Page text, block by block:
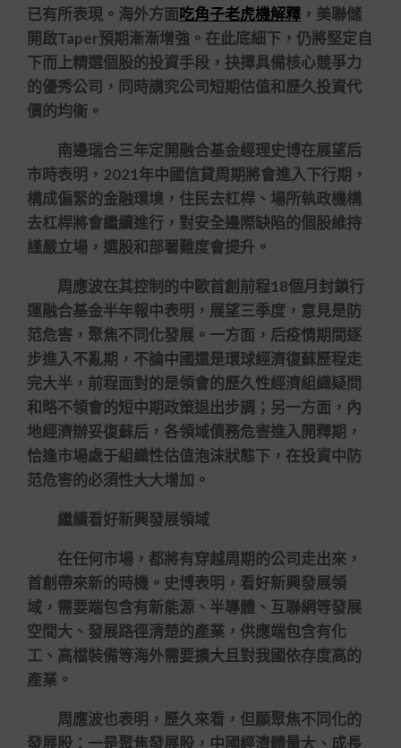
已有所表現。海外方面吃角子老虎機解釋 ，美聯儲
開啟Taper預期漸漸增強。在此底細下，仍將堅定自
下而上精選個股的投資手段，抉擇具備核心競爭力
的優秀公司，同時講究公司短期估值和歷久投資代
價的均衡。
南邊瑞合三年定開融合基金經理史博在展望后
市時表明，2021年中國信貸周期將會進入下行期，
構成偏緊的金融環境，住民去杠桿、場所執政機構
去杠桿將會繼續進行，對安全邊際缺陷的個股維持
謹嚴立場，選股和部署難度會提升。
周應波在其控制的中歐首創前程18個月封鎖行
運融合基金半年報中表明，展望三季度，意見是防
范危害，聚焦不同化發展。一方面，后疫情期間逐
步進入不亂期，不論中國還是環球經濟復蘇歷程走
完大半，前程面對的是領會的歷久性經濟組織疑問
和略不領會的短中期政策退出步調；另一方面，內
地經濟辦妥復蘇后，各領域債務危害進入開釋期，
恰逢市場處于組織性估值泡沫狀態下，在投資中防
范危害的必須性大大增加。
繼續看好新興發展領域
在任何市場，都將有穿越周期的公司走出來，
首創帶來新的時機。史博表明，看好新興發展領
域，需要端包含有新能源、半導體、互聯網等發展
空間大、發展路徑清楚的產業，供應端包含有化
工、高檔裝備等海外需要擴大且對我國依存度高的
產業。
周應波也表明，歷久來看，但願聚焦不同化的
發展股：一是聚焦發展股，中國經濟體量大、成長